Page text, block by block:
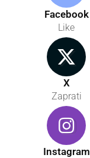
Facebook
Like
X
Zaprati
Instagram